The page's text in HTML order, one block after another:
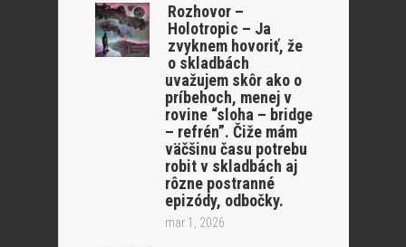
Rozhovor –
Holotropic – Ja
zvyknem hovoriť, že
o skladbách
uvažujem skôr ako o
príbehoch, menej v
rovine “sloha – bridge
– refrén”. Čiže mám
väčšinu času potrebu
robit v skladbách aj
rôzne postranné
epizódy, odbočky.
mar 1, 2026